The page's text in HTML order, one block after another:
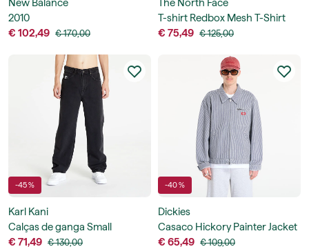
New Balance
2010
€ 102,49 € 170,00
The North Face
T-shirt Redbox Mesh T-Shirt
€ 75,49 € 125,00
-45 %
Karl Kani
Calças de ganga Small
Signature Baggy Five Pocket
€ 71,49 € 130,00
-40 %
Dickies
Casaco Hickory Painter Jacket
€ 65,49 € 109,00